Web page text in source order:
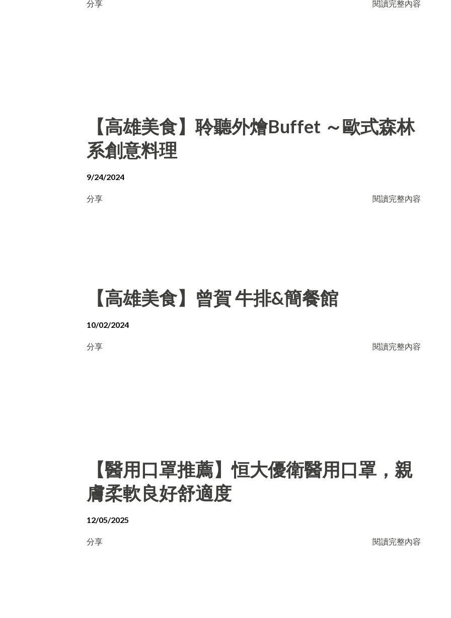
分享 閱讀完整內容
【高雄美食】聆聽外燴Buffet ～歐式森林
系創意料理
9/24/2024
分享 閱讀完整內容
【高雄美食】曾賀 牛排&簡餐館
10/02/2024
分享 閱讀完整內容
【醫用口罩推薦】恒大優衛醫用口罩，親
膚柔軟良好舒適度
12/05/2025
分享 閱讀完整內容